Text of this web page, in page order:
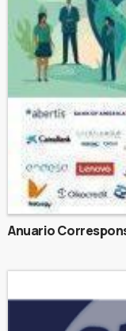
Anuario